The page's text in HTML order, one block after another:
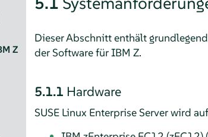
Z
Dieser Abschnitt enthält
der Software für IBM Z.
5.1.1 Hardware
SUSE Linux Enterprise Serverwird